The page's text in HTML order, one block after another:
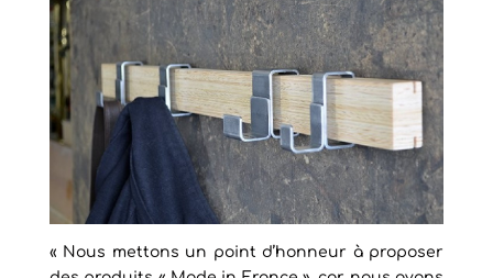
« Nous mettons un point d’honneur à proposer